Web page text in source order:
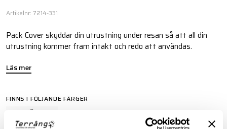
Artikelnr: 7214-331
Pack Cover skyddar din utrustning under resan så att all din
utrustning kommer fram intakt och redo att användas.
Läs mer
FINNS I FÖLJANDE FÄRGER